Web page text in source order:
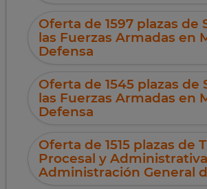
Oferta de 1597 plazas de
las Fuerzas Armadas en
Defensa
Oferta de 1545 plazas de
las Fuerzas Armadas en
Defensa
Oferta de 1515 plazas de
Procesal y
Administración General